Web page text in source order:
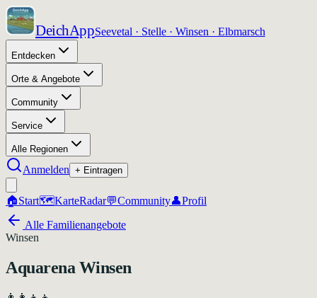
DeichAppSeevetal · Stelle · Winsen · Elbmarsch
Entdecken
Orte & Angebote
Community
Service
Alle Regionen
Anmelden + Eintragen
🏠Start🗺️KarteRadar💬Community👤Profil
Alle Familienangebote
Winsen
Aquarena Winsen